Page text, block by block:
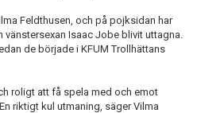
Feldthusen, och på pojksidan har
Isaac Jobe blivit uttagna.
de började i KFUM Trollhättans
roligt att få spela med och emot
riktigt kul utmaning, säger Vilma